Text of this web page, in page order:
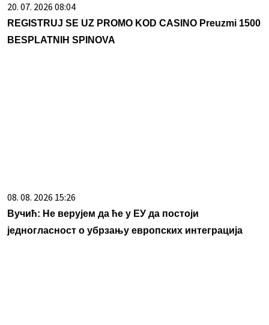
20. 07. 2026 08:04
REGISTRUJ SE UZ PROMO KOD CASINO Preuzmi 1500
BESPLATNIH SPINOVA
08. 08. 2026 15:26
Вучић: Не верујем да ће у ЕУ да постоји
једногласност о убрзању европских интеграција